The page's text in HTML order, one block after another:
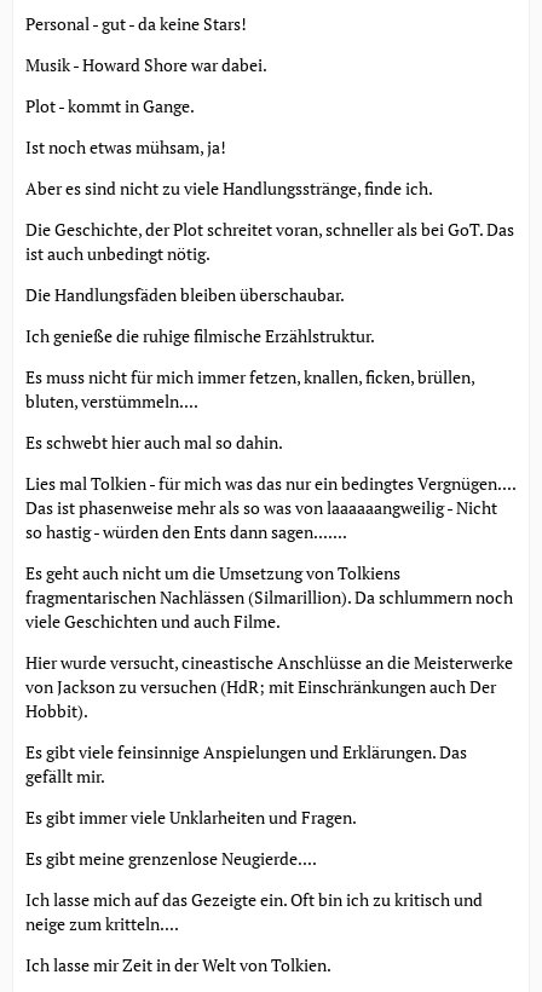
Personal - gut - da keine Stars!
Musik - Howard Shore war dabei.
Plot - kommt in Gange.
Ist noch etwas mühsam, ja!
Aber es sind nicht zu viele Handlungsstränge, finde ich.
Die Geschichte, der Plot schreitet voran, schneller als bei GoT. Das
ist auch unbedingt nötig.
Die Handlungsfäden bleiben überschaubar.
Ich genieße die ruhige filmische Erzählstruktur.
Es muss nicht für mich immer fetzen, knallen, ficken, brüllen,
bluten, verstümmeln....
Es schwebt hier auch mal so dahin.
Lies mal Tolkien - für mich was das nur ein bedingtes Vergnügen....
Das ist phasenweise mehr als so was von laaaaaangweilig - Nicht
so hastig - würden den Ents dann sagen.......
Es geht auch nicht um die Umsetzung von Tolkiens
fragmentarischen Nachlässen (Silmarillion). Da schlummern noch
viele Geschichten und auch Filme.
Hier wurde versucht, cineastische Anschlüsse an die Meisterwerke
von Jackson zu versuchen (HdR; mit Einschränkungen auch Der
Hobbit).
Es gibt viele feinsinnige Anspielungen und Erklärungen. Das
gefällt mir.
Es gibt immer viele Unklarheiten und Fragen.
Es gibt meine grenzenlose Neugierde....
Ich lasse mich auf das Gezeigte ein. Oft bin ich zu kritisch und
neige zum kritteln....
Ich lasse mir Zeit in der Welt von Tolkien.